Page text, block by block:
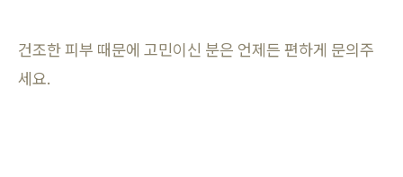
건조한 피부 때문에 고민이신 분은 언제든 편하게 문의주
세요.